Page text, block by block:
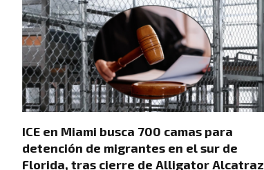
ICE en Miami busca 700 camas para
detención de migrantes en el sur de
Florida, tras cierre de Alligator Alcatraz